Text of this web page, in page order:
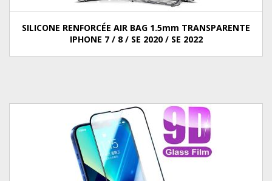
SILICONE RENFORCÉE AIR BAG 1.5mm TRANSPARENTE
IPHONE 7 / 8 / SE 2020 / SE 2022